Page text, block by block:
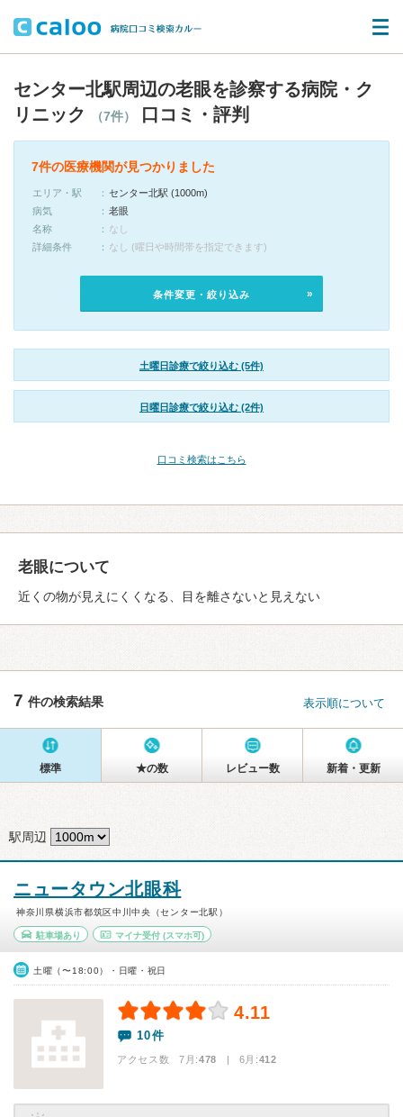
センター北駅周辺の老眼を診察する病院・ク
リニック
（7件） 口コミ・評判
7件の医療機関が見つかりました
エリア・駅
センター北駅 (1000m)
病気
老眼
名称
なし
詳細条件
なし (曜日や時間帯を指定できます)
条件変更・絞り込み
土曜日診療で絞り込む (5件)
日曜日診療で絞り込む (2件)
口コミ検索はこちら
老眼について
近くの物が見えにくくなる、目を離さないと見えない
7 件の検索結果 表示順について
標準 ★の数 レビュー数 新着・更新
駅周辺
ニュータウン北眼科
神奈川県横浜市都筑区中川中央（センター北駅）
駐車場あり マイナ受付(スマホ可)
土曜（〜18:00）・日曜・祝日
4.11
10件
アクセス数 7月:478 | 6月:412